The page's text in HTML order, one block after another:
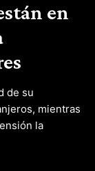
en
de su
mientras
la